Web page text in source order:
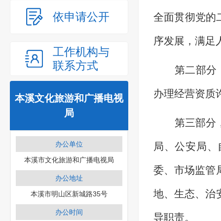
依申请公开
工作机构与
联系方式
本溪文化旅游和广播电视
局
办公单位
本溪市文化旅游和广播电视局
办公地址
本溪市明山区新城路35号
办公时间
全面贯彻党的
序发展，满足
第二部分
办理经营资质
第三部分
局、公安局
委、市场监管
地、生态、治
导职责。